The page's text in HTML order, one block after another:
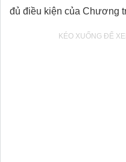
đủ điều kiện của Chương